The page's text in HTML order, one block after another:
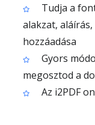
Tudja a
alakzat,
hozzáadása
Gyors
megosztod a
Az i2PDF